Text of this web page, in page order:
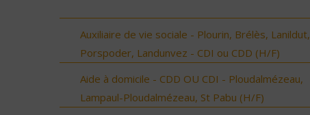
Auxiliaire de vie sociale - Plourin, Brélès, Lanildut,
Porspoder, Landunvez - CDI ou CDD (H/F)
Aide à domicile - CDD OU CDI - Ploudalmézeau,
Lampaul-Ploudalmézeau, St Pabu (H/F)